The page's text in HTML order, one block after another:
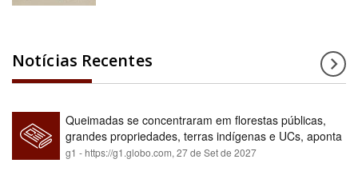
Notícias Recentes
Queimadas se concentraram em florestas públicas,
grandes propriedades, terras indígenas e UCs, aponta
relatório
g1 - https://g1.globo.com,27 de Set de 2027